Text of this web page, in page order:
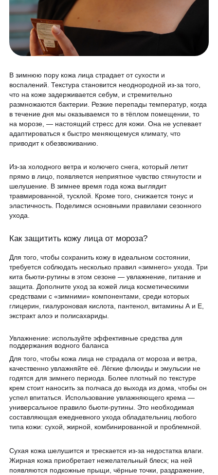
Массаж и обёртывание
Программа лояльности
QC Магазин
Вакансии
Оборудование
Программа лояльности
СМИ о нас
Образование
Контакты
8 800 775 40 40
ЗАПИСАТЬСЯ НА КОНСУЛЬТАЦИЮ
В зимнюю пору кожа лица страдает от сухости и
воспалений. Текстура становится неоднородной из-за того,
что на коже задерживается себум, и стремительно
размножаются бактерии. Резкие перепады температур, когда
в течение дня мы оказываемся то в тёплом помещении, то
на морозе, — настоящий стресс для кожи. Она не успевает
адаптироваться к быстро меняющемуся климату, что
приводит к обезвоживанию.
Из-за холодного ветра и колючего снега, который летит
прямо в лицо, появляется неприятное чувство стянутости и
шелушение. В зимнее время года кожа выглядит
травмированной, тусклой. Кроме того, снижается тонус и
эластичность. Поделимся основными правилами сезонного
ухода.
Как защитить кожу лица от мороза?
Для того, чтобы сохранить кожу в идеальном состоянии,
требуется соблюдать несколько правил «зимнего» ухода. Три
кита бьюти-рутины в этом сезоне — увлажнение, питание и
защита. Дополните уход за кожей лица косметическими
средствами с «зимними» компонентами, среди которых
глицерин, гиалуроновая кислота, пантенол, витамины А и Е,
экстракт алоэ и полисахариды.
Увлажнение: используйте эффективные средства для
поддержания водного баланса
Для того, чтобы кожа лица не страдала от мороза и ветра,
качественно увлажняйте её. Лёгкие флюиды и эмульсии не
годятся для зимнего периода. Более плотный по текстуре
крем стоит наносить за полчаса до выхода из дома, чтобы он
успел впитаться. Использование увлажняющего крема —
универсальное правило бьюти-рутины. Это необходимая
составляющая ежедневного ухода обладательниц любого
типа кожи: сухой, жирной, комбинированной и проблемной.
Сухая кожа шелушится и трескается из-за недостатка влаги.
Жирная кожа приобретает нежелательный блеск; на ней
появляются подкожные прыщи, чёрные точки, раздражение,